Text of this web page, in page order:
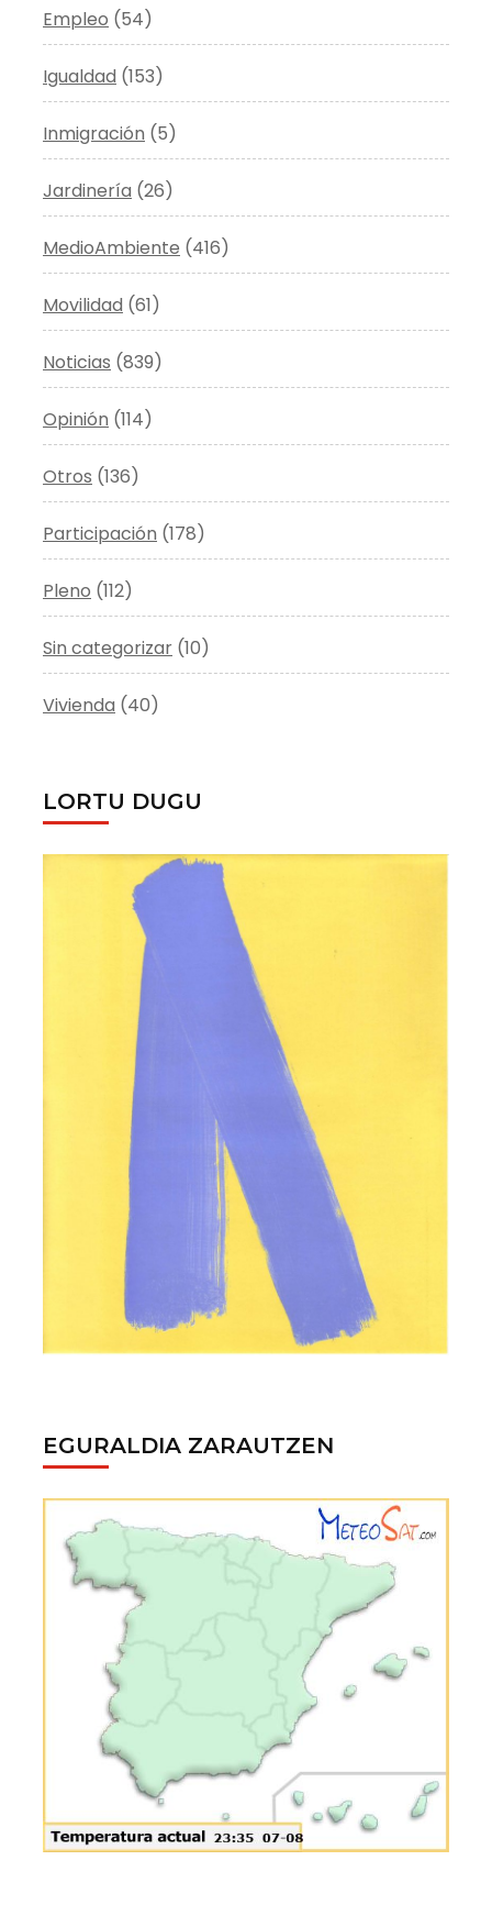
Empleo (54)
Igualdad (153)
Inmigración (5)
Jardinería (26)
MedioAmbiente (416)
Movilidad (61)
Noticias (839)
Opinión (114)
Otros (136)
Participación (178)
Pleno (112)
Sin categorizar (10)
Vivienda (40)
LORTU DUGU
EGURALDIA ZARAUTZEN